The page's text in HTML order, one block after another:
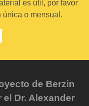
es útil, por favor
o mensual.
de Berzin
el Dr. Alexander